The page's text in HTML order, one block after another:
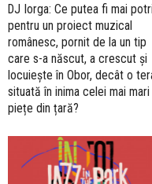
DJ Iorga: Ce putea fi mai
pentru un proiect muzical
românesc, pornit de la un tip
care s-a născut, a crescut și
locuiește în Obor, decât o
situată în inima celei mai mari
piețe din țară?